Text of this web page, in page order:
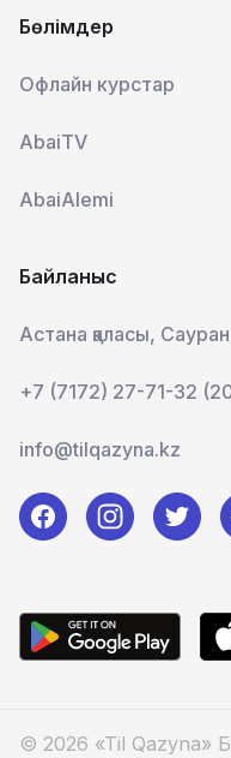
Бөлімдер
Офлайн курстар
AbaiTV
AbaiAlemi
Байланыс
Астана қаласы,
+7 (7172) 27-71-32
info@tilqazyna.kz
© 2026 «Til Qazyna»